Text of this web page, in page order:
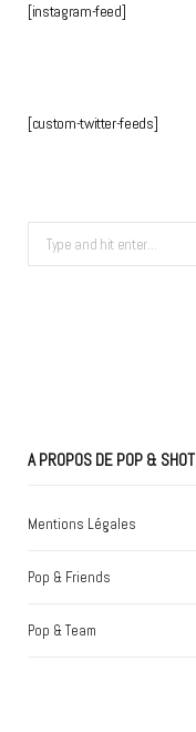
[instagram-feed]
[custom-twitter-feeds]
Search
for:
A PROPOS DE POP & SHOT
Mentions Légales
Pop & Friends
Pop & Team